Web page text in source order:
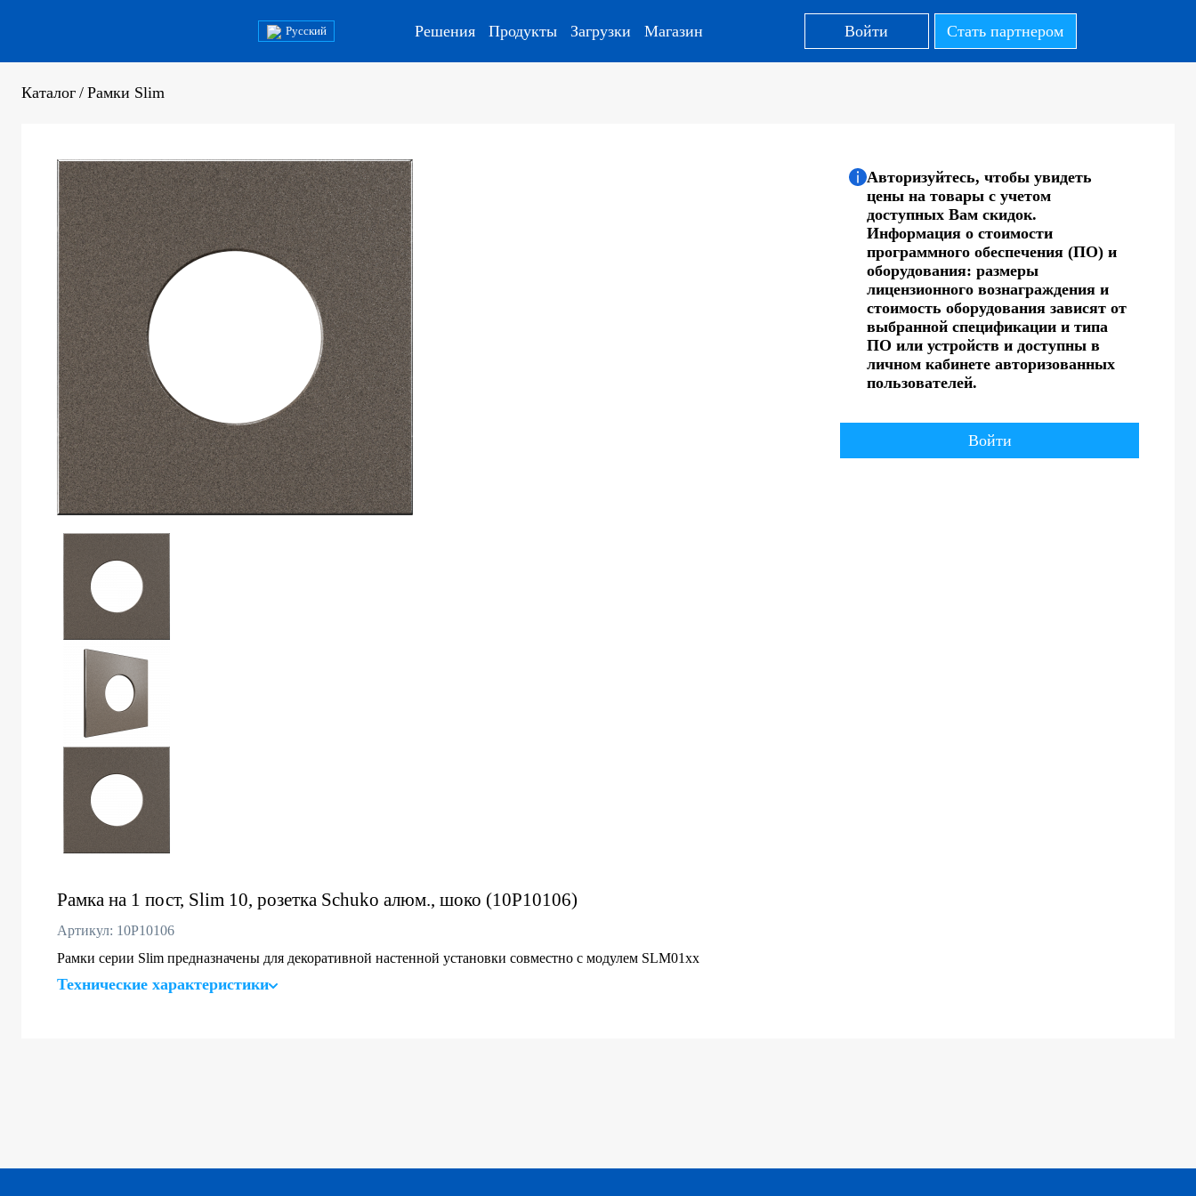
Русский Решения Продукты Загрузки Магазин Войти Стать партнером
Каталог / Рамки Slim
Рамка на 1 пост, Slim 10, розетка Schuko алюм., шоко (10P10106)
Артикул: 10P10106
Рамки серии Slim предназначены для декоративной настенной установки совместно с модулем SLM01хх
Технические характеристики
Авторизуйтесь, чтобы увидеть
цены на товары с учетом
доступных Вам скидок.
Информация о стоимости
программного обеспечения (ПО) и
оборудования: размеры
лицензионного вознаграждения и
стоимость оборудования зависят от
выбранной спецификации и типа
ПО или устройств и доступны в
личном кабинете авторизованных
пользователей.
Войти